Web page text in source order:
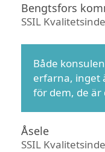
Bengtsfors
SSIL
Både
erfarna, inget
för dem, de är
Åsele
SSIL